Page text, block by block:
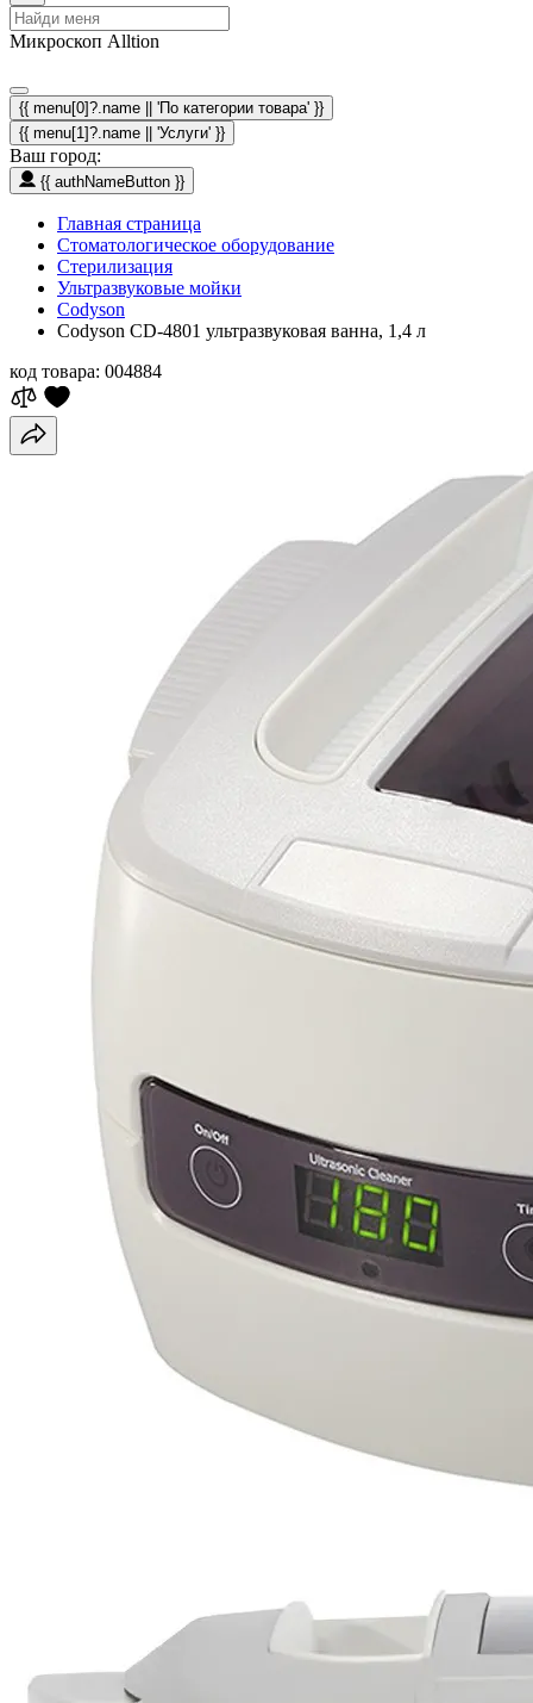
Микроскоп Alltion
{{ menu[0]?.name || 'По категории товара' }}
{{ menu[1]?.name || 'Услуги' }}
Ваш город:
{{ authNameButton }}
Главная страница
Стоматологическое оборудование
Стерилизация
Ультразвуковые мойки
Codyson
Codyson CD-4801 ультразвуковая ванна, 1,4 л
код товара: 004884